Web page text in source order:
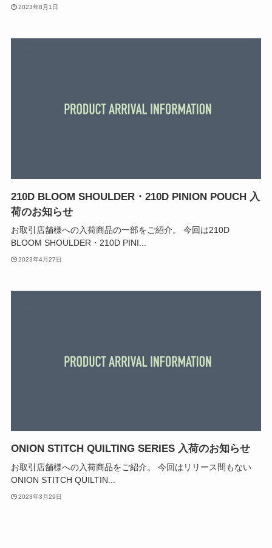
2023年8月1日
210D BLOOM SHOULDER・210D PINION POUCH 入
荷のお知らせ
お取引店舗様への入荷商品の一部をご紹介。 今回は210D
BLOOM SHOULDER・210D PINI...
2023年4月27日
ONION STITCH QUILTING SERIES 入荷のお知らせ
お取引店舗様への入荷商品をご紹介。 今回はリリース間もない
ONION STITCH QUILTIN...
2023年3月29日